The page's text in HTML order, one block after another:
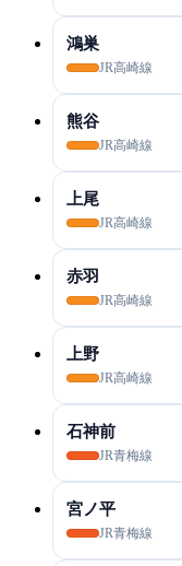
鴻巣
JR高崎線
熊谷
JR高崎線
上尾
JR高崎線
赤羽
JR高崎線
上野
JR高崎線
石神前
JR青梅線
宮ノ平
JR青梅線